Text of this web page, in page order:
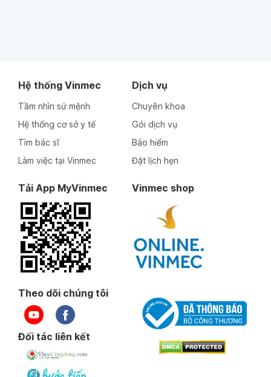
Hệ thống Vinmec
Tầm nhìn sứ mệnh
Hệ thống cơ sở y tế
Tìm bác sĩ
Làm việc tại Vinmec
Dịch vụ
Chuyên khoa
Gói dịch vụ
Bảo hiểm
Đặt lịch hẹn
Tải App MyVinmec Vinmec shop
Theo dõi chúng tôi
Đối tác liên kết